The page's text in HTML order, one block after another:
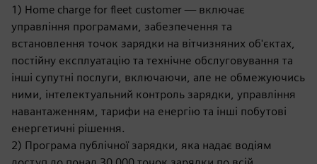
1) Home charge for fleet customer — включає
управління програмами, забезпечення та
встановлення точок зарядки на вітчизняних об'єктах,
постійну експлуатацію та технічне обслуговування та
інші супутні послуги, включаючи, але не обмежуючись
ними, інтелектуальний контроль зарядки, управління
навантаженням, тарифи на енергію та інші побутові
енергетичні рішення.
2) Програма публічної зарядки, яка надає водіям